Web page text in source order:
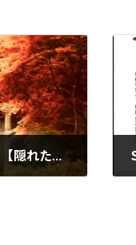
10/2㈰リクエストにお応えして【隠れた自分を発掘する】をテーマにサロンを開催します。